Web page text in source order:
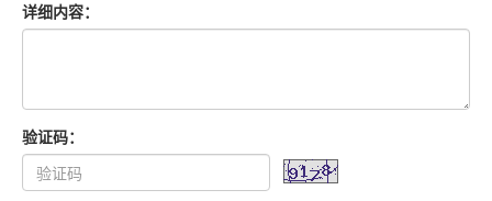
详细内容：
验证码：